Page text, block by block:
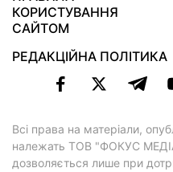
КОРИСТУВАННЯ
САЙТОМ
РЕДАКЦІЙНА ПОЛІТИКА
Всі права на матеріали,
належать ТОВ "ФОКУС
дозволяється лише при